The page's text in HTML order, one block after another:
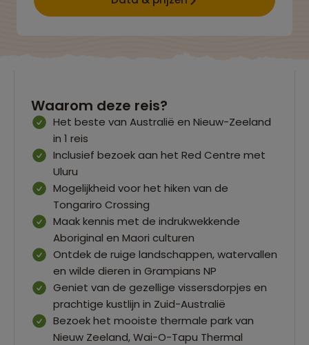
Waarom deze reis?
Het beste van Australië en Nieuw-Zeeland
in 1 reis
Inclusief bezoek aan het Red Centre met
Uluru
Mogelijkheid voor het hiken van de
Tongariro Crossing
Maak kennis met de indrukwekkende
Aboriginal en Maori culturen
Ontdek de ruige landschappen, watervallen
en wilde dieren in Grampians NP
Geniet van de gezellige vissersdorpjes en
prachtige kustlijn in Zuid-Australië
Bezoek het mooiste thermale park van
Nieuw Zeeland, Wai-O-Tapu Thermal